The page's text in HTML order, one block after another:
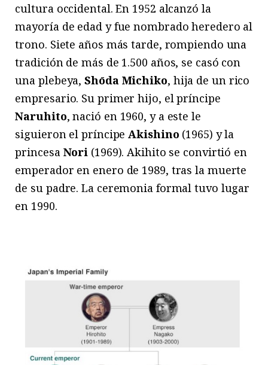
cultura occidental. En 1952 alcanzó la
mayoría de edad y fue nombrado heredero al
trono. Siete años más tarde, rompiendo una
tradición de más de 1.500 años, se casó con
una plebeya,Shōda Michiko, hija de un rico
empresario. Su primer hijo, el príncipe
Naruhito, nació en 1960, y a este le
siguieron el príncipeAkishino (1965) y la
princesa Nori (1969). Akihito se convirtió en
emperador en enero de 1989, tras la muerte
de su padre. La ceremonia formal tuvo lugar
en 1990.